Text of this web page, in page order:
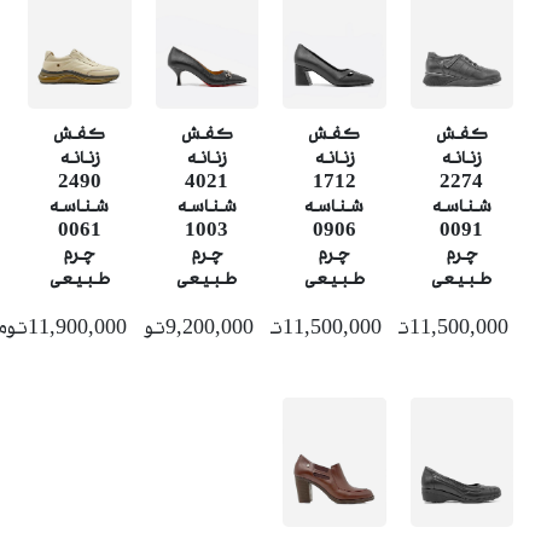
کفش
زنانه
2274
شناسه
0091
چرم
طبیعی
11,500,000تومان
کفش
زنانه
1712
شناسه
0906
چرم
طبیعی
11,500,000تومان
کفش
زنانه
4021
شناسه
1003
چرم
طبیعی
9,200,000تومان
کفش
زنانه
2490
شناسه
0061
چرم
طبیعی
11,900,000تومان